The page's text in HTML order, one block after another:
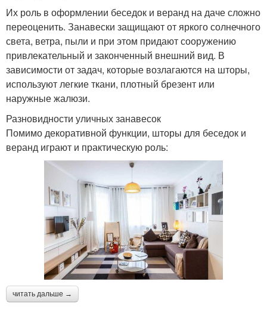
Их роль в оформлении беседок и веранд на даче сложно
переоценить. Занавески защищают от яркого солнечного
света, ветра, пыли и при этом придают сооружению
привлекательный и законченный внешний вид. В
зависимости от задач, которые возлагаются на шторы,
используют легкие ткани, плотный брезент или
наружные жалюзи.
Разновидности уличных занавесок
Помимо декоративной функции, шторы для беседок и
веранд играют и практическую роль:
читать дальше →